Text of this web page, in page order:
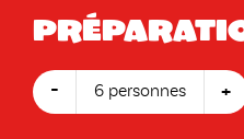
- 6 personnes +